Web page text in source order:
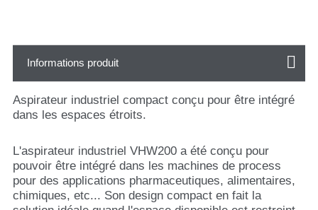
Informations produit
Aspirateur industriel compact conçu pour être intégré
dans les espaces étroits.
L'aspirateur industriel VHW200 a été conçu pour
pouvoir être intégré dans les machines de process
pour des applications pharmaceutiques, alimentaires,
chimiques, etc... Son design compact en fait la